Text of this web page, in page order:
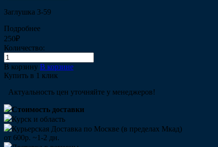
Заглушка 3-59
Подробнее
250₽
Количество:
В корзину В корзине
Купить в 1 клик
Актуальность цен уточняйте у менеджеров!
Стоимость доставки
Курск и область
Курьерская Доставка по Москве (в пределах Мкад)
от 600р. ~1-2 дн.